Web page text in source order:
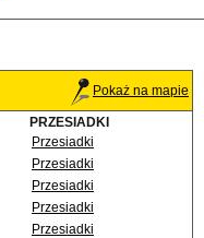
Pokaż na mapie
PRZESIADKI
Przesiadki
Przesiadki
Przesiadki
Przesiadki
Przesiadki